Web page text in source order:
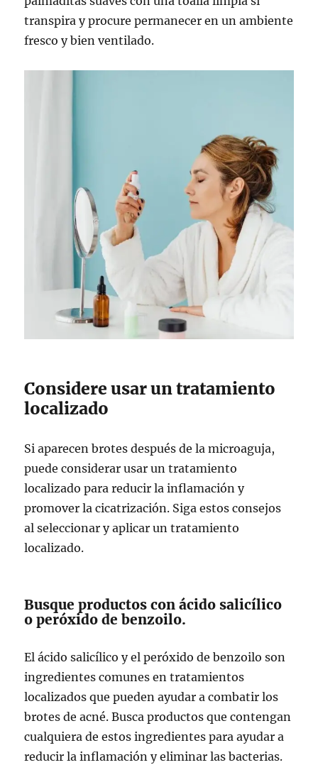
transpira y procure permanecer en un ambiente
fresco y bien ventilado.
Considere usar un tratamiento
localizado
Si aparecen brotes después de la microaguja,
puede considerar usar un tratamiento
localizado para reducir la inflamación y
promover la cicatrización. Siga estos consejos
al seleccionar y aplicar un tratamiento
localizado.
Busque productos con ácido salicílico
o peróxido de benzoilo.
El ácido salicílico y el peróxido de benzoilo son
ingredientes comunes en tratamientos
localizados que pueden ayudar a combatir los
brotes de acné. Busca productos que contengan
cualquiera de estos ingredientes para ayudar a
reducir la inflamación y eliminar las bacterias.